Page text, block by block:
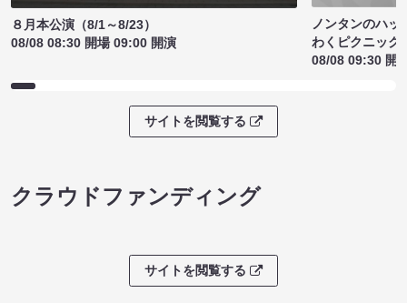
８月本公演（8/1～8/23）
08/08 08:30 開場 09:00 開演
ノンタンのハッ
わくピクニック
08/08 09:30 開
サイトを閲覧する
クラウドファンディング
サイトを閲覧する